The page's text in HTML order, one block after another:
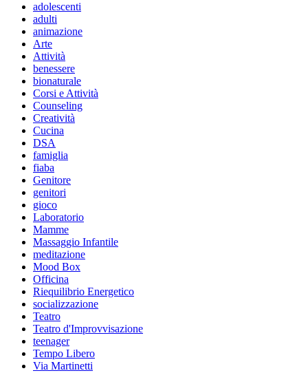
adolescenti
adulti
animazione
Arte
Attività
benessere
bionaturale
Corsi e Attività
Counseling
Creatività
Cucina
DSA
famiglia
fiaba
Genitore
genitori
gioco
Laboratorio
Mamme
Massaggio Infantile
meditazione
Mood Box
Officina
Riequilibrio Energetico
socializzazione
Teatro
Teatro d'Improvvisazione
teenager
Tempo Libero
Via Martinetti